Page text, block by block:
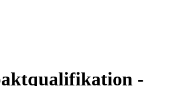
-